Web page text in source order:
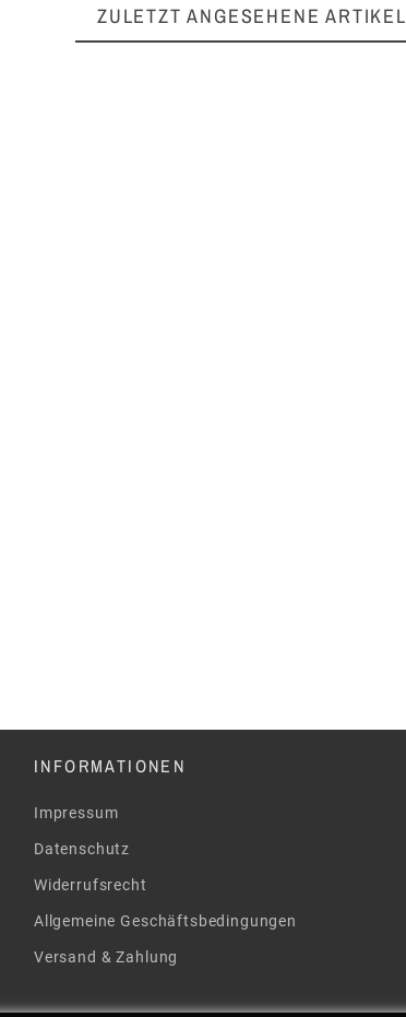
ZULETZT ANGESEHENE ARTIKEL
INFORMATIONEN
Impressum
Datenschutz
Widerrufsrecht
Allgemeine Geschäftsbedingungen
Versand & Zahlung